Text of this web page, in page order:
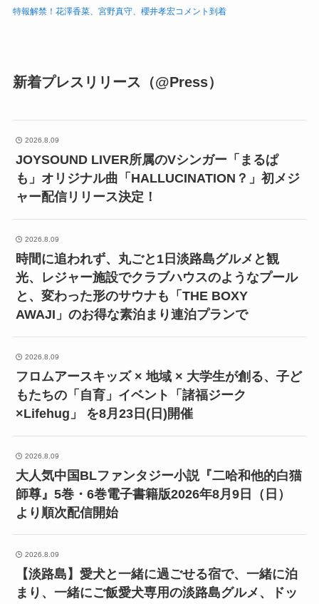
特報解禁！花澤香菜、宮野真守、櫻井孝宏コメント到着
新着プレスリリース（@Press）
2026.8.09
JOYSOUND LIVER所属のVシンガー「まるぱ
も」オリジナル曲「HALLUCINATION？」初メジ
ャー配信リリース決定！
2026.8.09
時間に追われず、丸ごと1日淡路島グルメと観
光、レジャー施設でクラブハウスのようなプール
と、変わった形のサウナも「THE BOXY
AWAJI」のお得な素泊まり連泊プランで
2026.8.09
フロムアースキッズ × 地域 × 大学生が創る、子ど
もたちの「自育」イベント「諸福ジーク
×Lifehug」 を8月23日(日)開催
2026.8.09
大人気中国BLファンタジー小説『二哈和他的白猫
師尊』5巻・6巻電子書籍版2026年8月9日（日）
より順次配信開始
2026.8.09
【淡路島】愛犬と一緒に過ごせる宿で、一緒に泊
まり、一緒にご飯愛犬専用の淡路島グルメ、ドッ